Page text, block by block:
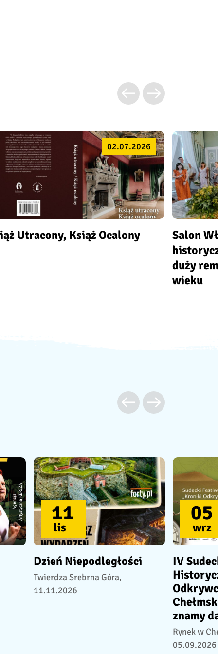
02.07.2026
Utracony, Książ Ocalony
Salon
duży
wieku
A
g
e
n
c
j
a
A
r
t
y
s
t
y
c
z
n
a
K
E
R
E
ZA 11
lis
Dzień Niepodległości
Twierdza Srebrna Góra,
11.11.2026
05
wrz
IV
znamy
Rynek w
05.09.2026